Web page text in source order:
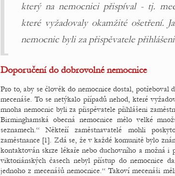
který na nemocnici přispíval - tj.
které vyžadovaly okamžité ošetření.
nemocnic byli za přispěvatele
Doporučení do dobrovolné nemocnice
Pro to, aby se člověk do nemocnice dostal,
mecenáše. To se netýkalo případů nehod, které
mnoha nemocnic byli za přispěvatele přihlášeni
Birminghamská obecná nemocnice mělo velké
seznamech.“ Někteří zaměstnavatelé mohli
zaměstnance [1]. Zdá se, že v každé komunitě bylo
kontaktován skrze lékaře nebo duchovního a možná
viktoriánských časech nebyl přístup do nemocnice
jednoho z mecenášů nemocnice.“ Takoví mecenáši